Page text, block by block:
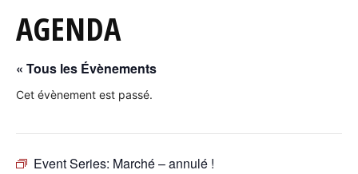
Laconnex
AGENDA
« Tous les Évènements
Cet évènement est passé.
Event Series: Marché – annulé !